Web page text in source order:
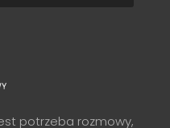
potrzeba rozmowy,